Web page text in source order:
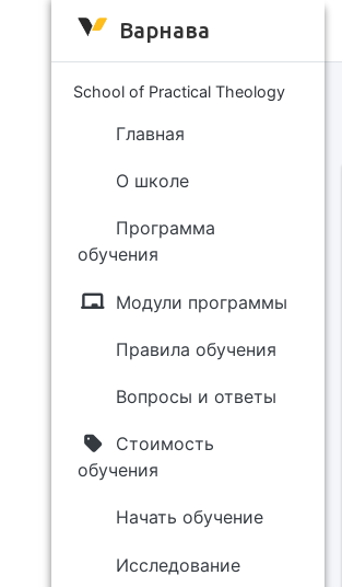
Варнава
School of Practical Theology
Главная
О школе
Программа
обучения
Модули программы
Правила обучения
Вопросы и ответы
Стоимость
обучения
Начать обучение
Исследование